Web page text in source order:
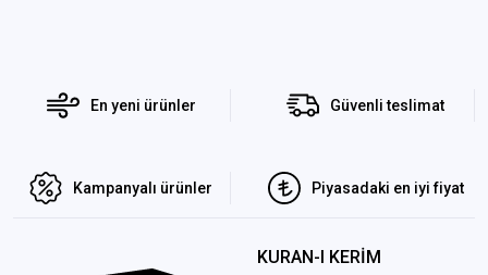
En yeni ürünler Güvenli teslimat
Kampanyalı ürünler Piyasadaki en iyi fiyat
KURAN-I KERİM